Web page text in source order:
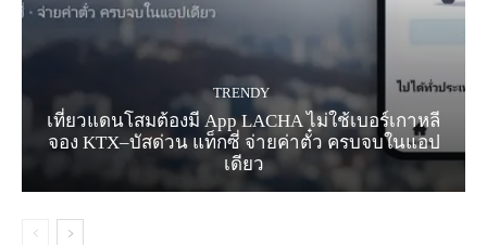
TRENDY
เที่ยวแดนโสมต้องมี App LACHA ไม่ใช้เบอร์เกาหลี
จอง KTX–บัสด่วน แท็กซี่ จ่ายค่าตั๋ว ครบจบในแอป
เดียว